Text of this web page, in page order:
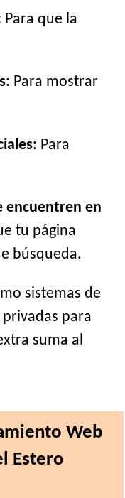
Para que la
Para mostrar
Para
encuentren en
tu página
búsqueda.
sistemas de
para
suma al
Web
Estero